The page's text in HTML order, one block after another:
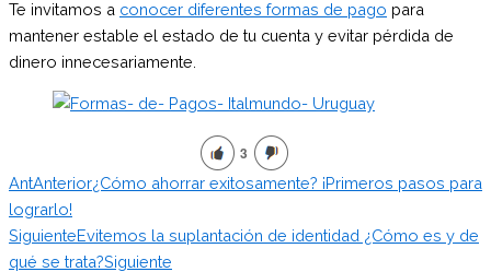
Te invitamos a conocer diferentes formas de pago para
mantener estable el estado de tu cuenta y evitar pérdida de
dinero innecesariamente.
3
AntAnterior¿Cómo ahorrar exitosamente? ¡Primeros pasos para
lograrlo!
SiguienteEvitemos la suplantación de identidad ¿Cómo es y de
qué se trata?Siguiente